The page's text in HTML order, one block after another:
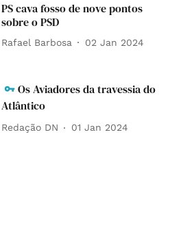
PS cava fosso de nove pontos
sobre o PSD
Rafael Barbosa 02 Jan 2024
Os Aviadores da travessia do
Atlântico
Redação DN 01 Jan 2024